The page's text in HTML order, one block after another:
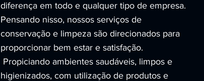
diferença em todo e qualquer tipo de empresa.
Pensando nisso, nossos serviços de
conservação e limpeza são direcionados para
proporcionar bem estar e satisfação.
Propiciando ambientes saudáveis, limpos e
higienizados, com utilização de produtos e